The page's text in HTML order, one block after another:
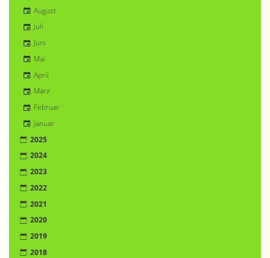
August
Juli
Juni
Mai
April
März
Februar
Januar
2025
2024
2023
2022
2021
2020
2019
2018